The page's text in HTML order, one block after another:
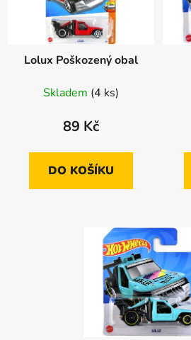
Lolux Poškozený obal
Skladem (4 ks)
89 Kč
DO KOŠÍKU